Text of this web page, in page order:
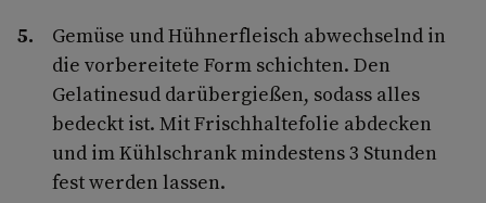
Gemüse und Hühnerfleisch abwechselnd in
die vorbereitete Form schichten. Den
Gelatinesud darübergießen, sodass alles
bedeckt ist. Mit Frischhaltefolie abdecken
und im Kühlschrank mindestens 3 Stunden
fest werden lassen.